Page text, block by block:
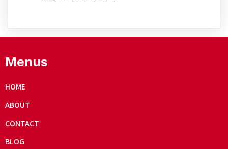
Menus
HOME
ABOUT
CONTACT
BLOG